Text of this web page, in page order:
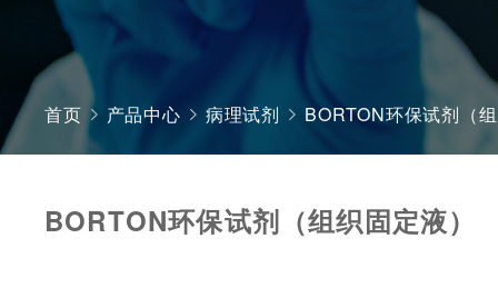
首页 产品中心 病理试剂 BORTON环保试剂（
BORTON环保试剂（组织固定液）